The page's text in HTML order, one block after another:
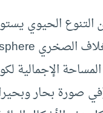
الحيوي
من المساحة
(في صورة بحار